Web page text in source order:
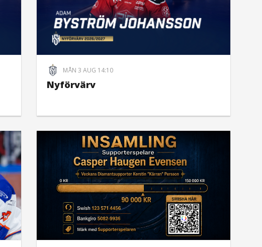
MÅN 3 AUG 14:10
Nyförvärv